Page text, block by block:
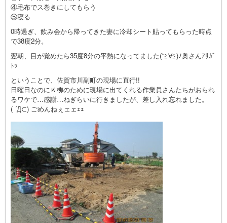
④毛布でス巻きにしてもらう
⑤寝る
0時過ぎ、飲み会から帰ってきた妻に冷却シート貼ってもらった時点
で38度2分。
翌朝、目が覚めたら35度8分の平熱になってました(*≧∀≦)ﾉ奥さんｱﾘｶﾞ
ﾄｯ
ということで、佐賀市川副町の現場に直行!!
日曜日なのにＫ柳のために現場に出てくれる作業員さんたちがおられ
るワケで…感謝…ねぎらいに行きましたが、差し入れ忘れました。
( ´Д⊂) ごめんねぇェェｪｪ